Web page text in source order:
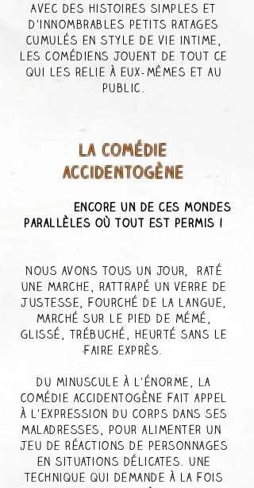
Avec des histoires simples et
d’innombrables petits ratages
cumulés en style de vie intime,
les comédiens jouent de tout ce
qui les relie à eux-mêmes et au
public.
La Comédie
accidentogène
Encore un de ces mondes
parallèles où tout est permis !
Nous avons tous un jour, raté
une marche, rattrapé un verre de
justesse, fourché de la langue,
marché sur le pied de mémé,
glissé, trébuché, heurté sans le
faire exprès.
du minuscule à l’énorme, La
comédie accidentogène fait appel
à l’expression du corps dans ses
maladresses, pour alimenter un
jeu de réactions de personnages
en situations délicates. une
technique qui demande à la fois